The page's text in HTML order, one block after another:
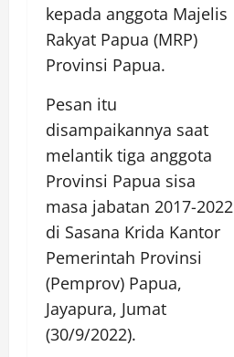
kepada anggota Majelis
Rakyat Papua (MRP)
Provinsi Papua.
Pesan itu
disampaikannya saat
melantik tiga anggota
Provinsi Papua sisa
masa jabatan 2017-2022
di Sasana Krida Kantor
Pemerintah Provinsi
(Pemprov) Papua,
Jayapura, Jumat
(30/9/2022).